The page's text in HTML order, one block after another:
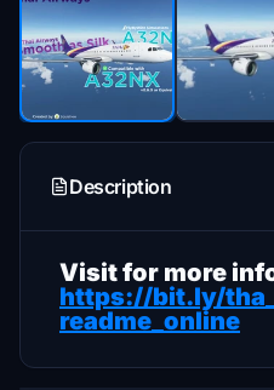
Description
Visit for more
https://bit.ly/
readme_online